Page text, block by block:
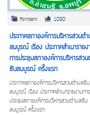
กิจการสภา 1080
ประกาศสภาองค์การบริหารส่วนต
สมบูรณ์ เรื่อง ประกาศสำเนารายง
การประชุมสภาองค์การบริหารส่ว
ซับสมบูรณ์ ครั้งแรก
ประกาศสภาองค์การบริหารส่วนตำบลซับ
สมบูรณ์ เรื่อง ประกาศสำเนารายงานการ
ประชุมสภาองค์การบริหารส่วนตำบลซับ
สมบูรณ์ ครั้งแรก